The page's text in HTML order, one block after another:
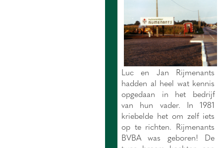
Luc en Jan Rijmenants
hadden al heel wat kennis
opgedaan in het bedrijf
van hun vader. In 1981
kriebelde het om zelf iets
op te richten. Rijmenants
BVBA was geboren! De